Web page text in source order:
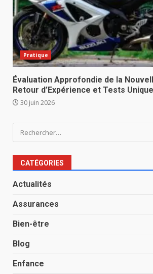
Pratique
Évaluation Approfondie de la
Retour d’Expérience et Tests
30 juin 2026
Rechercher :
CATÉGORIES
Actualités
Assurances
Bien-être
Blog
Enfance